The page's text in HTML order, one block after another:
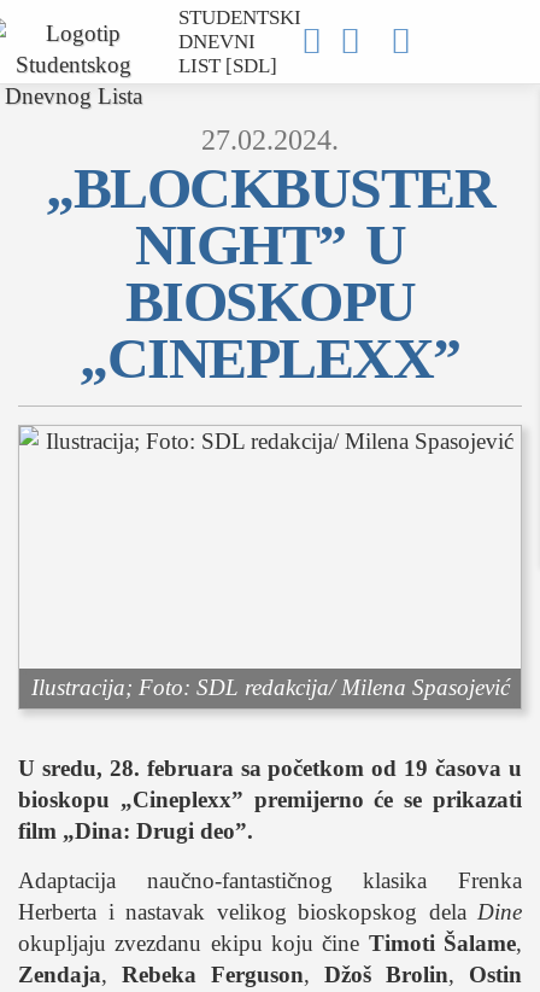
STUDENTSKI
DNEVNI
LIST [SDL]
  
MOJ SDL
prijava
SEKCIJE
rukomet
e-sport
zabava
muzika
moda i stil
studenti
organizacije
27.02.2024.
„BLOCKBUSTER
NIGHT” U
BIOSKOPU
„CINEPLEXX”
Ilustracija; Foto: SDL redakcija/ Milena Spasojević
U sredu, 28. februara sa početkom od 19 časova u
bioskopu „Cineplexx” premijerno će se prikazati
film „Dina: Drugi deo”.
Adaptacija naučno-fantastičnog klasika Frenka
Herberta i nastavak velikog bioskopskog dela Dine
okupljaju zvezdanu ekipu koju čine Timoti Šalame,
Zendaja, Rebeka Ferguson, Džoš Brolin, Ostin